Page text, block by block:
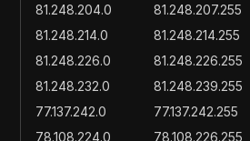
81.248.204.0
81.248.207.255
81.248.214.0
81.248.214.255
81.248.226.0
81.248.226.255
81.248.232.0
81.248.239.255
77.137.242.0
77.137.242.255
78.108.224.0
78.108.226.255